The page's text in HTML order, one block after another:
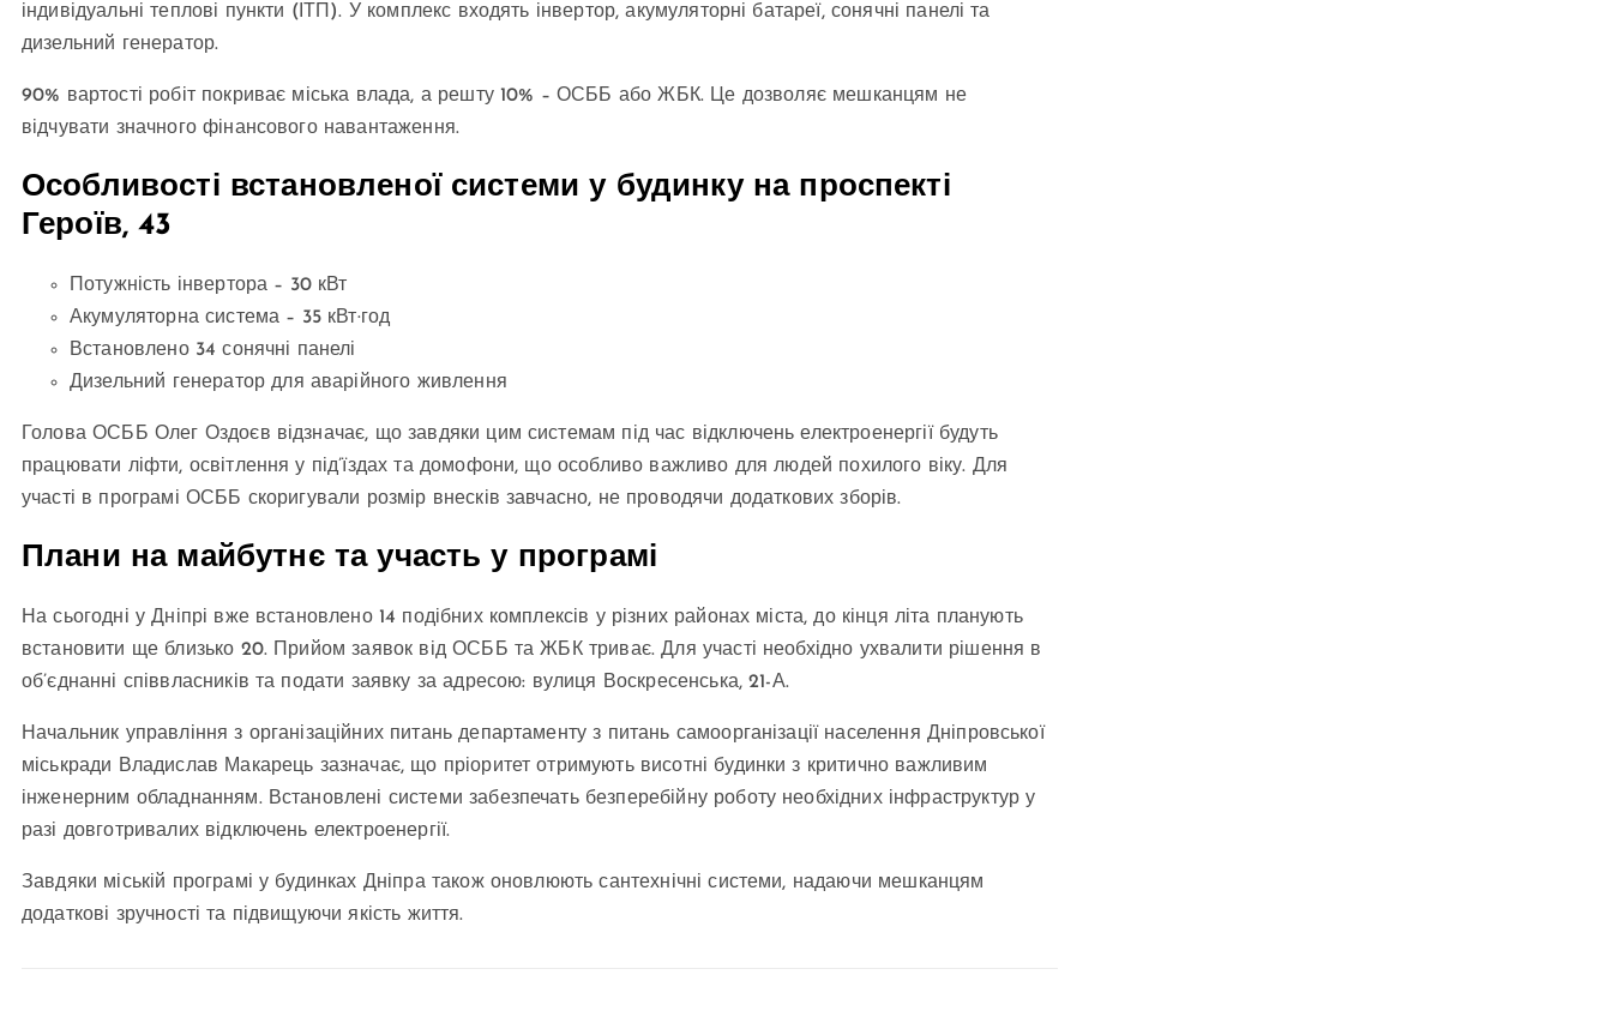
індивідуальні теплові пункти (ІТП). У комплекс входять інвертор, акумуляторні батареї, сонячні панелі та
дизельний генератор.
90% вартості робіт покриває міська влада, а решту 10% – ОСББ або ЖБК. Це дозволяє мешканцям не
відчувати значного фінансового навантаження.
Особливості встановленої системи у будинку на проспекті
Героїв, 43
Потужність інвертора – 30 кВт
Акумуляторна система – 35 кВт·год
Встановлено 34 сонячні панелі
Дизельний генератор для аварійного живлення
Голова ОСББ Олег Оздоєв відзначає, що завдяки цим системам під час відключень електроенергії будуть
працювати ліфти, освітлення у під’їздах та домофони, що особливо важливо для людей похилого віку. Для
участі в програмі ОСББ скоригували розмір внесків завчасно, не проводячи додаткових зборів.
Плани на майбутнє та участь у програмі
На сьогодні у Дніпрі вже встановлено 14 подібних комплексів у різних районах міста, до кінця літа планують
встановити ще близько 20. Прийом заявок від ОСББ та ЖБК триває. Для участі необхідно ухвалити рішення в
об’єднанні співвласників та подати заявку за адресою: вулиця Воскресенська, 21-А.
Начальник управління з організаційних питань департаменту з питань самоорганізації населення Дніпровської
міськради Владислав Макарець зазначає, що пріоритет отримують висотні будинки з критично важливим
інженерним обладнанням. Встановлені системи забезпечать безперебійну роботу необхідних інфраструктур у
разі довготривалих відключень електроенергії.
Завдяки міській програмі у будинках Дніпра також оновлюють сантехнічні системи, надаючи мешканцям
додаткові зручності та підвищуючи якість життя.